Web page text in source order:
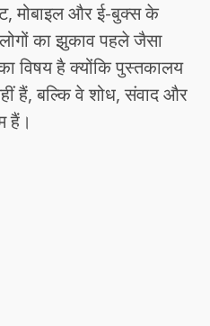
मोबाइल और ई-बुक्स के
का झुकाव पहले जैसा
विषय है क्योंकि पुस्तकालय
हैं, बल्कि वे शोध, संवाद और
हैं।